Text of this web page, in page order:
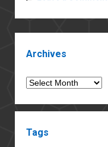
Archives
Archives
Tags